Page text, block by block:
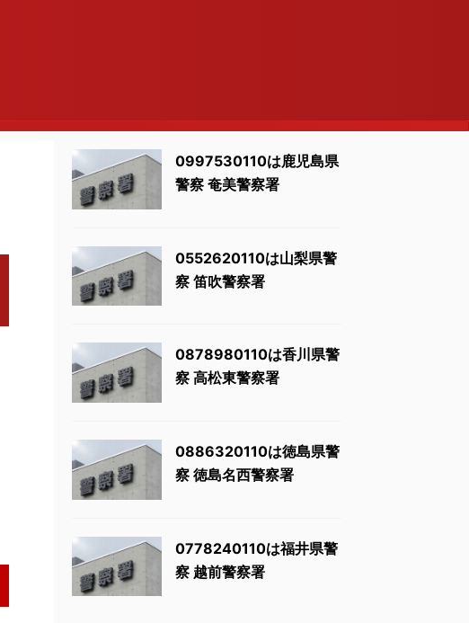
0997530110は鹿児島県
警察 奄美警察署
0552620110は山梨県警
察 笛吹警察署
0878980110は香川県警
察 高松東警察署
0886320110は徳島県警
察 徳島名西警察署
0778240110は福井県警
察 越前警察署